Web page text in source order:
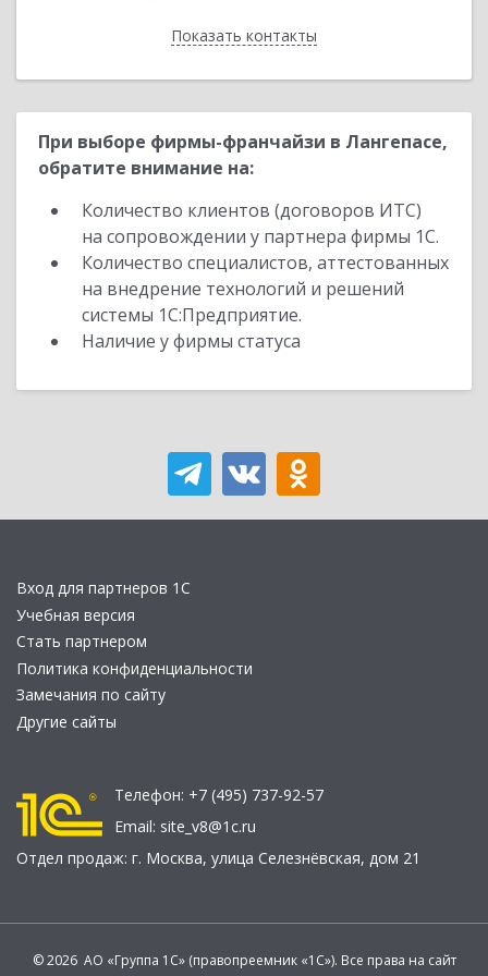
Показать контакты
Назад
При выборе фирмы-франчайзи в Лангепасе,
обратите внимание на:
Количество клиентов (договоров ИТС)
на сопровождении у партнера фирмы 1С.
Количество специалистов, аттестованных
на внедрение технологий и решений
системы 1С:Предприятие.
Наличие у фирмы статуса
Вход для партнеров 1С
Учебная версия
Стать партнером
Политика конфиденциальности
Замечания по сайту
Другие сайты
Телефон: +7 (495) 737-92-57
Email: site_v8@1c.ru
Отдел продаж: г. Москва, улица Селезнёвская, дом 21
© 2026 АО «Группа 1С» (правопреемник «1С»). Все права на сайт